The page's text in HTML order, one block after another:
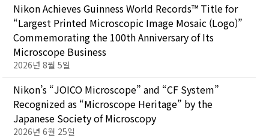
Nikon Achieves Guinness World Records™ Title for
“Largest Printed Microscopic Image Mosaic (Logo)”
Commemorating the 100th Anniversary of Its
Microscope Business
2026년 8월 5일
Nikon’s “JOICO Microscope” and “CF System”
Recognized as “Microscope Heritage” by the
Japanese Society of Microscopy
2026년 6월 25일